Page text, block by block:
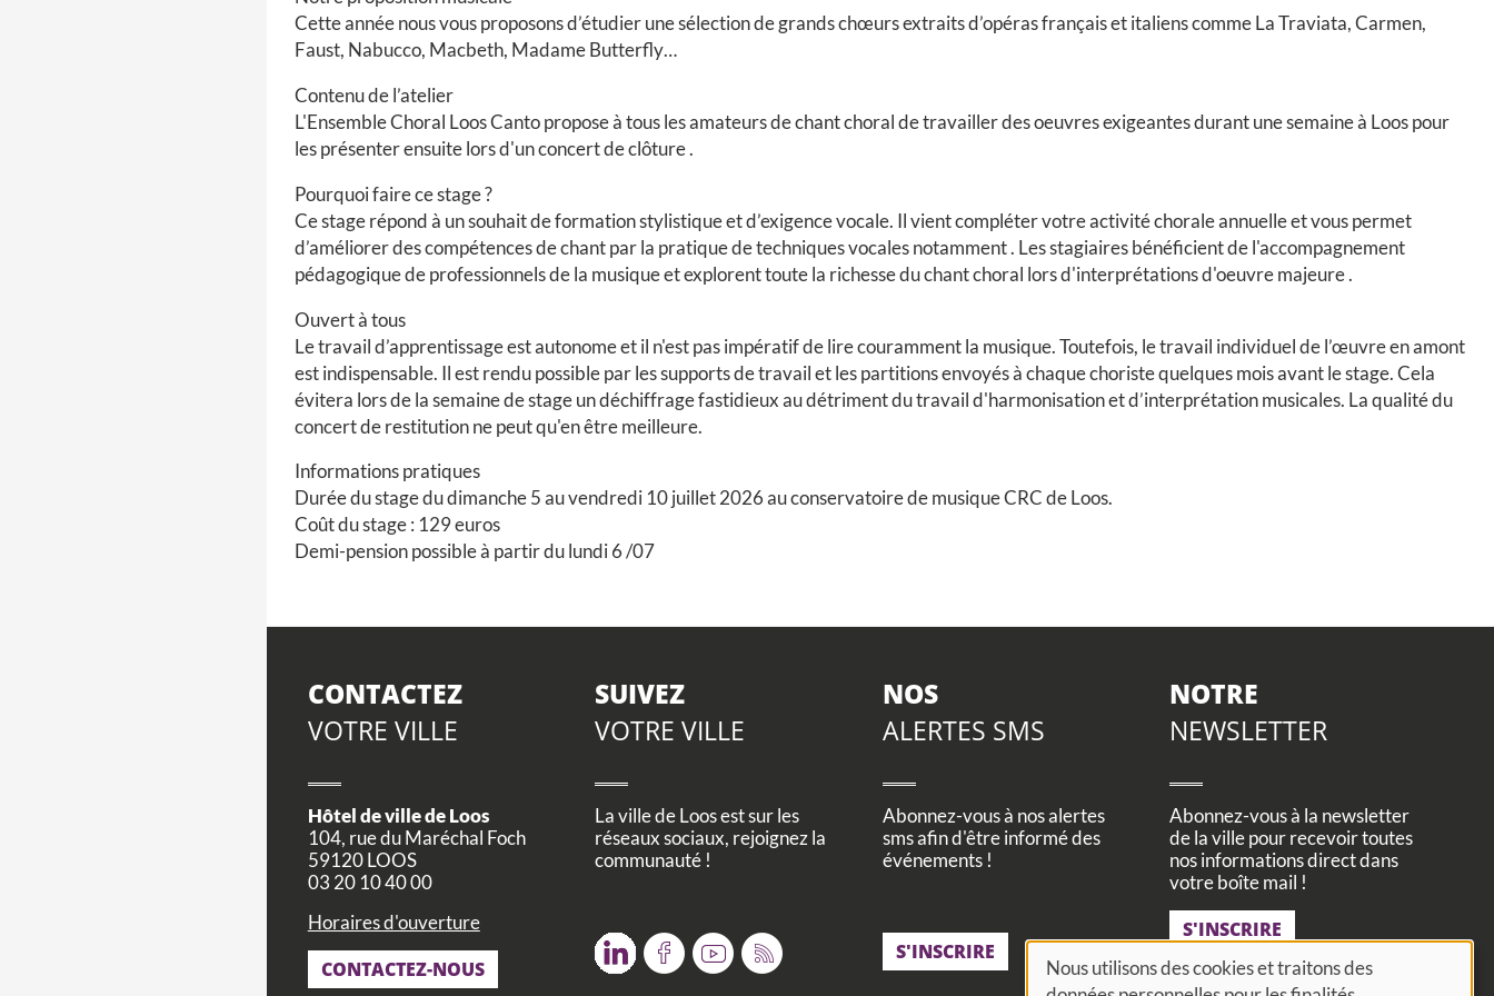
Cette année nous vous proposons d’étudier une sélection de grands chœurs extraits d’opéras français et italiens comme La Traviata, Carmen,
Faust, Nabucco, Macbeth, Madame Butterfly…
Contenu de l’atelier
L'Ensemble Choral Loos Canto propose à tous les amateurs de chant choral de travailler des oeuvres exigeantes durant une semaine à Loos pour
les présenter ensuite lors d'un concert de clôture .
Pourquoi faire ce stage ?
Ce stage répond à un souhait de formation stylistique et d’exigence vocale. Il vient compléter votre activité chorale annuelle et vous permet
d’améliorer des compétences de chant par la pratique de techniques vocales notamment . Les stagiaires bénéficient de l'accompagnement
pédagogique de professionnels de la musique et explorent toute la richesse du chant choral lors d'interprétations d'oeuvre majeure .
Ouvert à tous
Le travail d’apprentissage est autonome et il n'est pas impératif de lire couramment la musique. Toutefois, le travail individuel de l’œuvre en amont
est indispensable. Il est rendu possible par les supports de travail et les partitions envoyés à chaque choriste quelques mois avant le stage. Cela
évitera lors de la semaine de stage un déchiffrage fastidieux au détriment du travail d'harmonisation et d’interprétation musicales. La qualité du
concert de restitution ne peut qu'en être meilleure.
Informations pratiques
Durée du stage du dimanche 5 au vendredi 10 juillet 2026 au conservatoire de musique CRC de Loos.
Coût du stage : 129 euros
Demi-pension possible à partir du lundi 6 /07
CONTACTEZ
VOTRE VILLE
Hôtel de ville de Loos
104, rue du Maréchal Foch
59120 LOOS
03 20 10 40 00
Horaires d'ouverture
CONTACTEZ-NOUS
SUIVEZ
VOTRE VILLE
La ville de Loos est sur les
réseaux sociaux, rejoignez la
communauté !
TwitterFacebookYoutube
RSS
NOS
ALERTES SMS
Abonnez-vous à nos alertes
sms afin d'être informé des
événements !
S'INSCRIRE
NOTRE
NEWSLETTER
Abonnez-vous à la newsletter
de la ville pour recevoir toutes
nos informations direct dans
votre boîte mail !
S'INSCRIRE
Nous utilisons des cookies et traitons des